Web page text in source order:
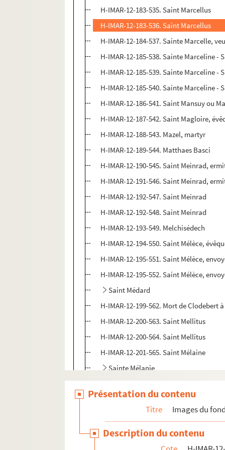
H-IMAR-12-183-535. Saint Marcellus
H-IMAR-12-183-536. Saint Marcellus
H-IMAR-12-184-537. Sainte Marcelle,
H-IMAR-12-185-538. Sainte Marceline -
H-IMAR-12-185-539. Sainte Marceline -
H-IMAR-12-185-540. Sainte Marceline -
H-IMAR-12-186-541. Saint Mansuy ou
H-IMAR-12-187-542. Saint Magloire,
H-IMAR-12-188-543. Mazel, martyr
H-IMAR-12-189-544. Matthaes Basci
H-IMAR-12-190-545. Saint Meinrad,
H-IMAR-12-191-546. Saint Meinrad,
H-IMAR-12-192-547. Saint Meinrad
H-IMAR-12-192-548. Saint Meinrad
H-IMAR-12-193-549. Melchisédech
H-IMAR-12-194-550. Saint Mélèce,
H-IMAR-12-195-551. Saint Mélèce,
H-IMAR-12-195-552. Saint Mélèce,
Saint Médard
H-IMAR-12-199-562. Mort de
H-IMAR-12-200-563. Saint Mellitus
H-IMAR-12-200-564. Saint Mellitus
H-IMAR-12-201-565. Saint Mélaine
Sainte Mélanie
H-IMAR-12-205-576. Sainte Mechtilde
H-IMAR-12-206-577. Sainte Mechtilde,
H-IMAR-12-206-578. Sainte Mechtilde,
H-IMAR-12-207-579. Saint Messent
H-IMAR-12-207-580. Saint Messent
Présentation du contenu
Titre Images du
Description du contenu